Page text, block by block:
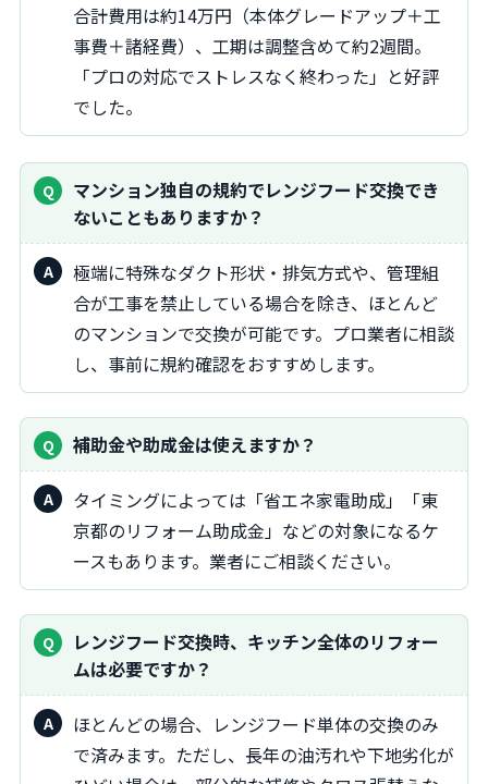
合計費用は約14万円（本体グレードアップ＋工
事費＋諸経費）、工期は調整含めて約2週間。
「プロの対応でストレスなく終わった」と好評
でした。
マンション独自の規約でレンジフード交換でき
ないこともありますか？
極端に特殊なダクト形状・排気方式や、管理組
合が工事を禁止している場合を除き、ほとんど
のマンションで交換が可能です。プロ業者に相談
し、事前に規約確認をおすすめします。
補助金や助成金は使えますか？
タイミングによっては「省エネ家電助成」「東
京都のリフォーム助成金」などの対象になるケ
ースもあります。業者にご相談ください。
レンジフード交換時、キッチン全体のリフォー
ムは必要ですか？
ほとんどの場合、レンジフード単体の交換のみ
で済みます。ただし、長年の油汚れや下地劣化が